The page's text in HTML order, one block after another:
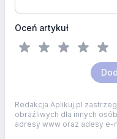
Oceń artykuł
Redakcja Aplikuj.pl
obraźliwych dla innych
adresy www oraz adesy e-